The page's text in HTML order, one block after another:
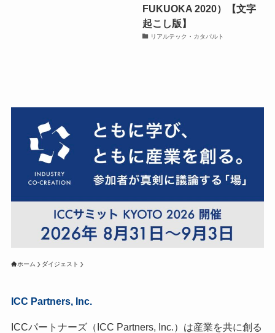
FUKUOKA 2020）【文字
起こし版】
リアルテック・カタパルト
ホーム ダイジェスト
ICC Partners, Inc.
ICCパートナーズ（ICC Partners, Inc.）は産業を共に創る